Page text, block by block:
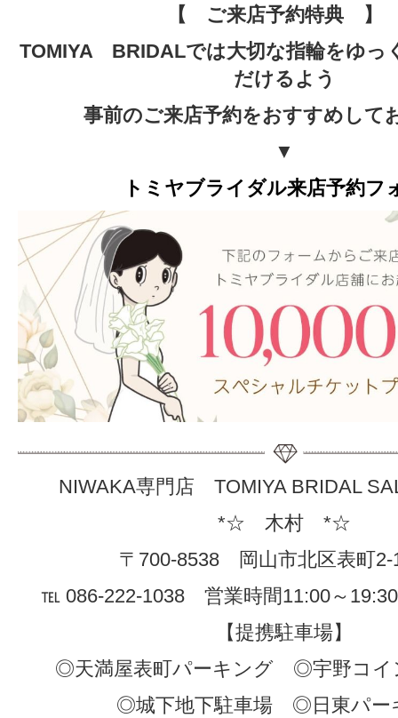
【 ご来店予約特典
TOMIYA BRIDALでは大切な指輪をゆっ
だけるよう
事前のご来店予約をおすすめして
▼
トミヤブライダル来店予約フ
NIWAKA専門店 TOMIYA BRIDAL
*☆ 木村 *☆
〒700-8538 岡山市北区表町
℡ 086-222-1038 営業時間11:00～
【提携駐車場】
◎天満屋表町パーキング ◎宇野コイ
◎城下地下駐車場 ◎日東パー